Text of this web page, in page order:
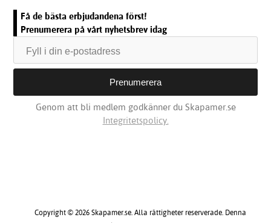
Få de bästa erbjudandena först!
Prenumerera på vårt nyhetsbrev idag
Genom att bli medlem godkänner du Skapamer.se
Integritetspolicy.
Copyright © 2026 Skapamer.se. Alla rättigheter reserverade. Denna